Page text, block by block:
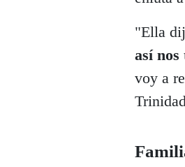
"Ella
así
voy a